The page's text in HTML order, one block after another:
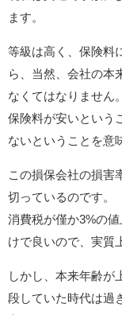
ます。
等級は高く、保険料
ら、当然、会社の本
なくてはなりません。
保険料が安いという
ないということを意
この損保会社の損害
切っているのです。
消費税が僅か3%の
けで良いので、実質
しかし、本来年齢が
段していた時代は過